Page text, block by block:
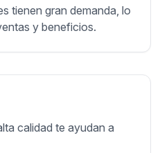
tienen gran demanda, lo
y beneficios.
calidad te ayudan a